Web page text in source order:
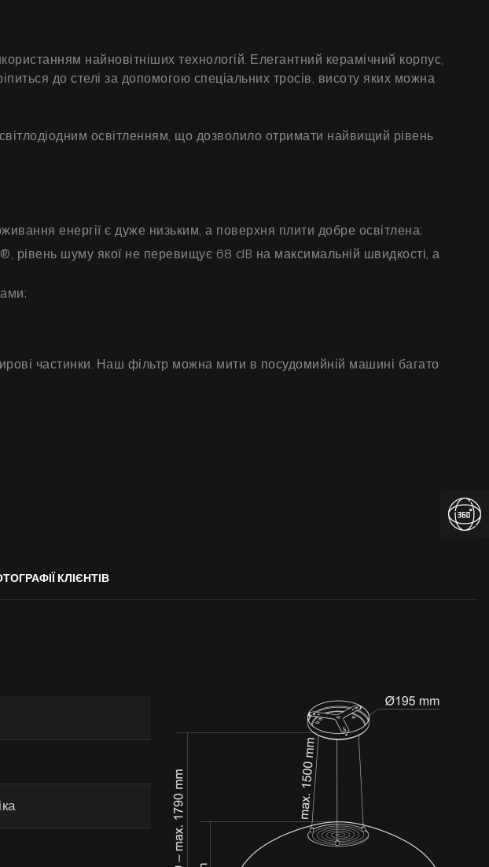
найновітніших технологій. Елегантний керамічний корпус,
до стелі за допомогою спеціальних тросів, висоту яких можна
освітленням, що дозволило отримати найвищий рівень
енергії є дуже низьким, а поверхня плити добре освітлена;
рівень шуму якої не перевищує 68 dB на максимальній швидкості, а
частинки. Наш фільтр можна мити в посудомийній машині багато
КЛІЄНТІВ